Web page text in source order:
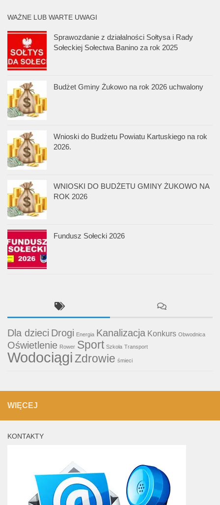
WAŻNE LUB WARTE UWAGI
Sprawozdanie z działalności Sołtysa i Rady
Sołeckiej Sołectwa Banino za rok 2025
Budżet Gminy Żukowo na rok 2026 uchwalony
Wnioski do Budżetu Powiatu Kartuskiego na rok
2026.
WNIOSKI DO BUDŻETU GMINY ŻUKOWO NA
ROK 2026
Fundusz Sołecki 2026
Dla dzieci Drogi Energia Kanalizacja Konkurs Obwodnica
Oświetlenie Rower Sport Szkoła Transport
WodociągiZdrowie śmieci
WIĘCEJ
KONTAKTY